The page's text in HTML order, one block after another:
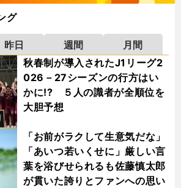
グ
昨日 週間
月間
秋春制が導入されたJ1リーグ2
026－27シーズンの行方はい
かに!? ５人の識者が全順位を
大胆予想
「お前がラクして生意気だな」
「あいつ若いくせに」厳しい言
葉を浴びせられるも佐藤慎太郎
が貫いた誇りとファンへの思い